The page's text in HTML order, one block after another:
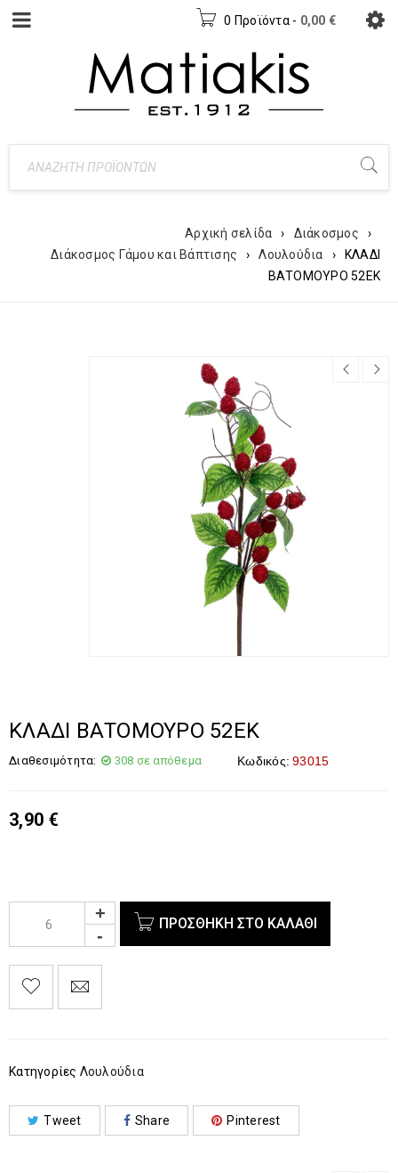
0 Προϊόντα - 0,00 €
Αρχική σελίδα › Διάκοσμος
›
Διάκοσμος Γάμου και Βάπτισης
› Λουλούδια ›
ΚΛΑΔΙ
ΒΑΤΟΜΟΥΡΟ 52ΕΚ
ΚΛΑΔΙ ΒΑΤΟΜΟΥΡΟ 52ΕΚ
Διαθεσιμότητα: 308 σε απόθεμα Κωδικός: 93015
3,90 €
ΠΡΟΣΘΉΚΗ ΣΤΟ ΚΑΛΆΘΙ
Κατηγορίες Λουλούδια
Tweet Share Pinterest